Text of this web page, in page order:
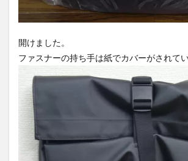
開けました。
ファスナーの持ち手は紙でカバーがされてい